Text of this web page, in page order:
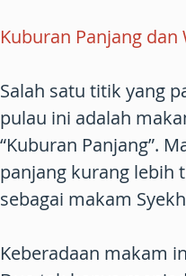
Kuburan Panjang dan
Salah satu titik yang
pulau ini adalah
“Kuburan Panjang”.
panjang kurang lebih
sebagai makam
Keberadaan makam